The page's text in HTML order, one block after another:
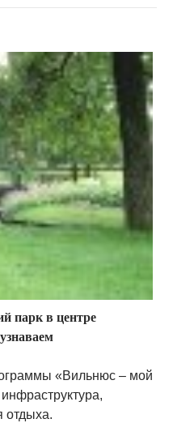
парк в центре
«Вильнюс – мой
отдыха.